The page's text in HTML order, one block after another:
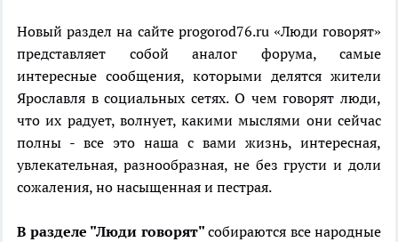
Новый раздел на сайте progorod76.ru «Люди говорят»
представляет собой аналог форума, самые
интересные сообщения, которыми делятся жители
Ярославля в социальных сетях. О чем говорят люди,
что их радует, волнует, какими мыслями они сейчас
полны - все это наша с вами жизнь, интересная,
увлекательная, разнообразная, не без грусти и доли
сожаления, но насыщенная и пестрая.
В разделе "Люди говорят" собираются все народные